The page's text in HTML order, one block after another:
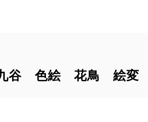
九谷 色絵 花鳥 絵変